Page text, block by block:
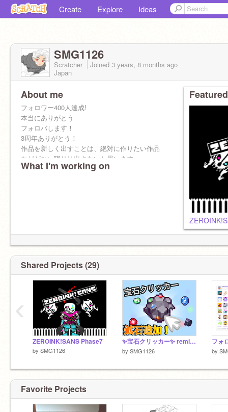
Create Explore Ideas
SMG1126
Scratcher Joined 3 years, 8 months ago
Japan
About me
フォロワー400人達成!
本当にありがとう
フォロバします！
3周年ありがとう！
作品を新しく出すことは、絶対に作りたい作品
などがない限りは出さないと思います。
ただ過去作品の更新、手直しなどはするときが
What I'm working on
Shared Projects (29)
ZEROINK!SANS Phase7
by SMG1126
✨宝石クリッカー✨ remix !
by SMG1126 by
‹
Favorite Projects